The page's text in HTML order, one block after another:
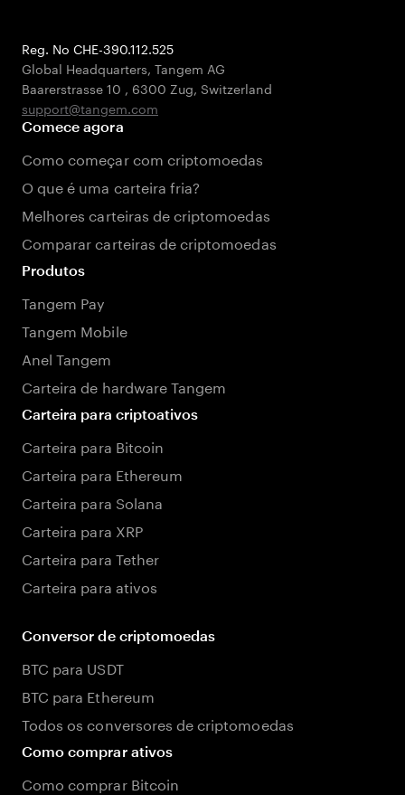
Reg. No CHE-390.112.525
Global Headquarters, Tangem AG
Baarerstrasse 10 , 6300 Zug, Switzerland
support@tangem.com
Comece agora
Como começar com criptomoedas
O que é uma carteira fria?
Melhores carteiras de criptomoedas
Comparar carteiras de criptomoedas
Produtos
Tangem Pay
Tangem Mobile
Anel Tangem
Carteira de hardware Tangem
Carteira para criptoativos
Carteira para Bitcoin
Carteira para Ethereum
Carteira para Solana
Carteira para XRP
Carteira para Tether
Carteira para ativos
Conversor de criptomoedas
BTC para USDT
BTC para Ethereum
Todos os conversores de criptomoedas
Como comprar ativos
Como comprar Bitcoin